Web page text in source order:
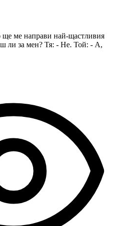
ме направи най-щастливия
ли за мен? Тя: - Не. Той: - А,